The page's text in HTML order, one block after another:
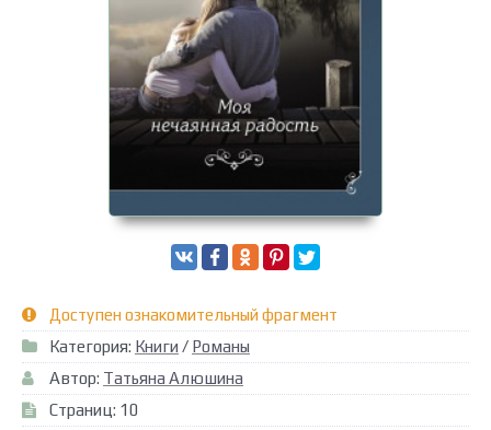
Доступен ознакомительный фрагмент
Категория: Книги / Романы
Автор: Татьяна Алюшина
Страниц: 10